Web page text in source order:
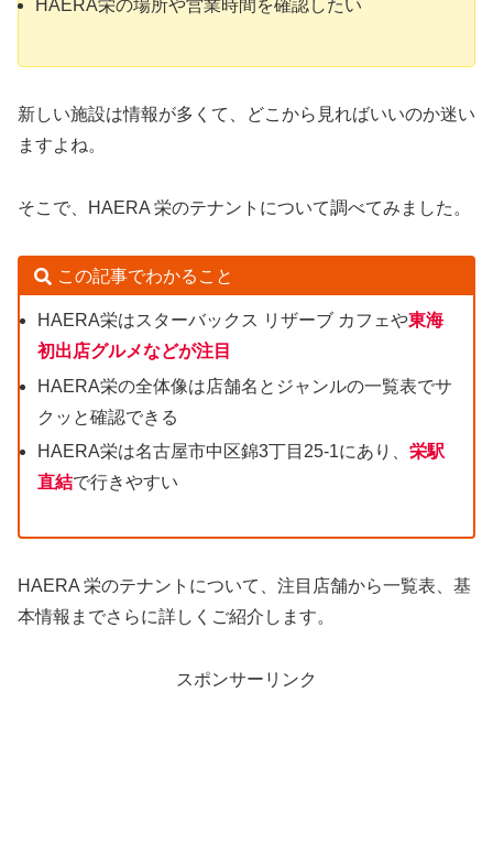
HAERA栄の場所や営業時間を確認したい
新しい施設は情報が多くて、どこから見ればいいのか迷い
ますよね。
そこで、HAERA 栄のテナントについて調べてみました。
この記事でわかること
HAERA栄はスターバックス リザーブ カフェや東海
初出店グルメなどが注目
HAERA栄の全体像は店舗名とジャンルの一覧表でサ
クッと確認できる
HAERA栄は名古屋市中区錦3丁目25-1にあり、 栄駅
直結で行きやすい
HAERA 栄のテナントについて、注目店舗から一覧表、基
本情報までさらに詳しくご紹介します。
スポンサーリンク